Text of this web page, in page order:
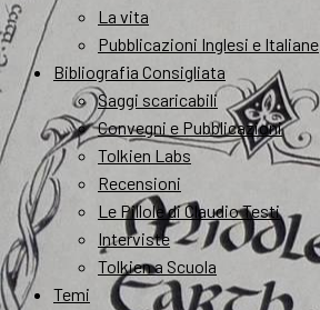
La vita
Pubblicazioni Inglesi e Italiane
Bibliografia Consigliata
Saggi scaricabili
Convegni e Pubblicazioni
Tolkien Labs
Recensioni
Le Pillole di Claudio Testi
Interviste
Tolkien a Scuola
Temi